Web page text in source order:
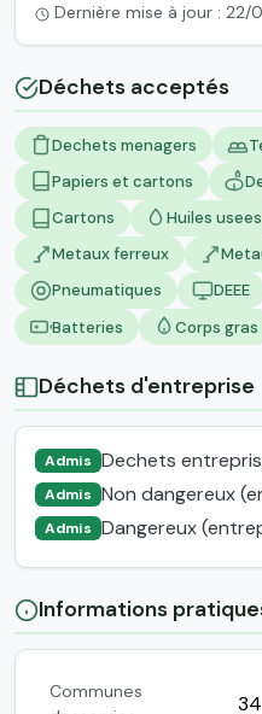
Dernière mise à jour : 22/
Déchets acceptés
Dechets menagers
Papiers et cartons
Cartons
Huiles usees
Metaux ferreux
Pneumatiques
DEEE
Batteries
Corps gras
Déchets d'entreprise
Admis Dechets
Admis Non dangereux
Admis Dangereux
Informations
Communes
34